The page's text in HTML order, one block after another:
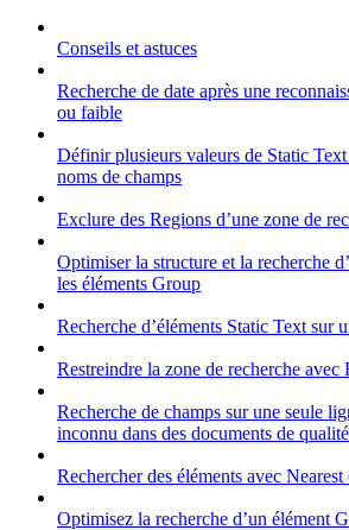
Conseils et astuces
Recherche de date après une
ou faible
Définir plusieurs valeurs de Static
noms de champs
Exclure des Regions d’une zone de
Optimiser la structure et la recherche
les éléments Group
Recherche d’éléments Static Text sur
Restreindre la zone de recherche avec
Recherche de champs sur une seule
inconnu dans des documents de
Rechercher des éléments avec
Optimisez la recherche d’un élément